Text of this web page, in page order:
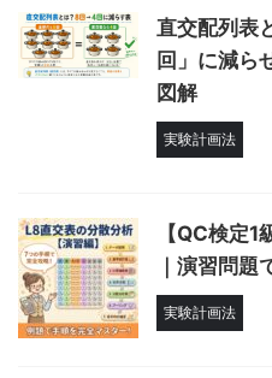
直交配列表
回」に減ら
図解
実験計画法
【QC検定
｜演習問
実験計画法